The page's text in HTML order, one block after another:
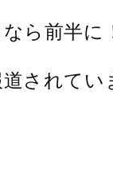
ら前半に
されてい